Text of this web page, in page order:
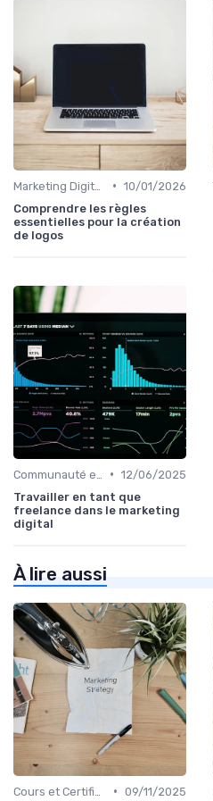
• 10/01/2026
Comprendre les règles
essentielles pour la création
de logos
• 12/06/2025
Travailler en tant que
freelance dans le marketing
digital
À lire aussi
• 09/11/2025